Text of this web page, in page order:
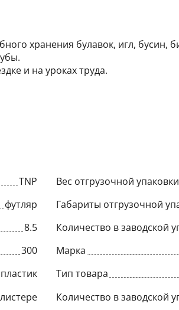
хранения булавок, игл, бусин,
и на уроках труда.
TNP Вес отгрузочной
футляр Габариты отгрузочной
8.5 Количество в заводской
300 Марка
пластик Тип товара
Количество в заводской